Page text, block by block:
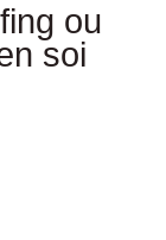
ou
soi